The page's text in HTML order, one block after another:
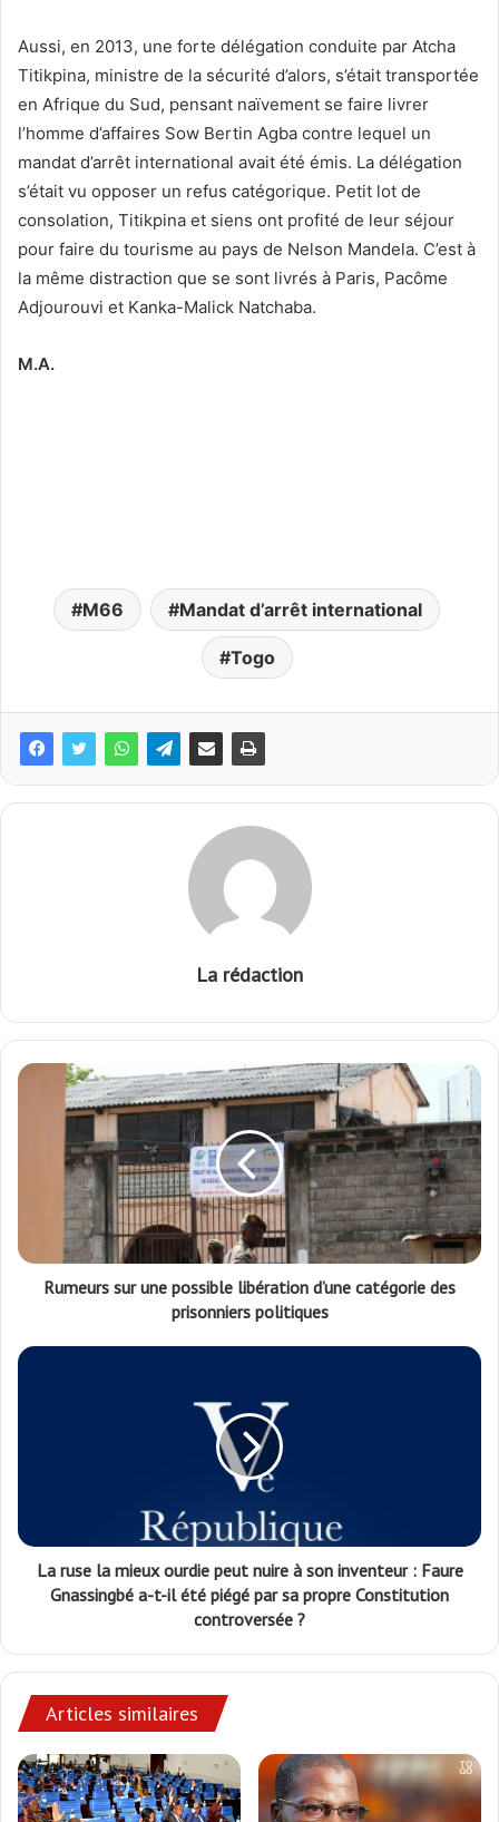
Aussi, en 2013, une forte délégation conduite par Atcha
Titikpina, ministre de la sécurité d’alors, s’était transportée
en Afrique du Sud, pensant naïvement se faire livrer
l’homme d’affaires Sow Bertin Agba contre lequel un
mandat d’arrêt international avait été émis. La délégation
s’était vu opposer un refus catégorique. Petit lot de
consolation, Titikpina et siens ont profité de leur séjour
pour faire du tourisme au pays de Nelson Mandela. C’est à
la même distraction que se sont livrés à Paris, Pacôme
Adjourouvi et Kanka-Malick Natchaba.
M.A.
M66 Mandat d’arrêt international
Togo
La rédaction
Rumeurs sur une possible libération d’une catégorie des
prisonniers politiques
La ruse la mieux ourdie peut nuire à son inventeur : Faure
Gnassingbé a-t-il été piégé par sa propre Constitution
controversée ?
Articles similaires